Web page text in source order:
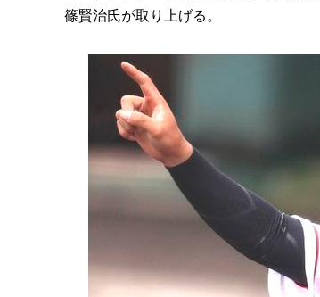
篠賢治氏が取り上げる。